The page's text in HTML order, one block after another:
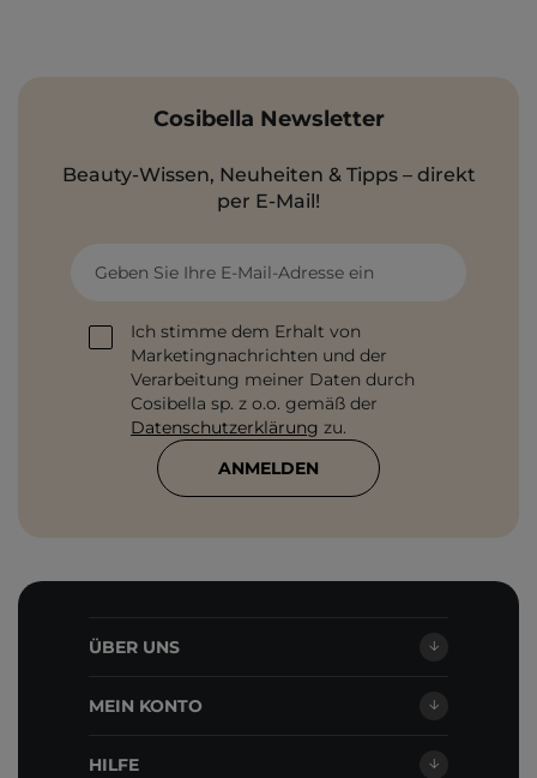
Cosibella Newsletter
Beauty-Wissen, Neuheiten & Tipps – direkt
per E-Mail!
Geben Sie Ihre E-Mail-Adresse ein
Ich stimme dem Erhalt von
Marketingnachrichten und der
Verarbeitung meiner Daten durch
Cosibella sp. z o.o. gemäß der
Datenschutzerklärung zu.
ANMELDEN
ÜBER UNS
MEIN KONTO
HILFE